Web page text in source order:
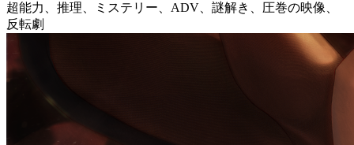
超能力、推理、ミステリー、ADV、謎解き、圧巻の映像、
反転劇